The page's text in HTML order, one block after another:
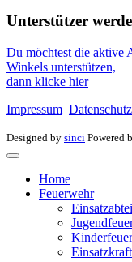
Unterstützer
Du möchtest die aktive
Winkels unterstützen,
dann klicke hier
Impressum Datenschutz
Designed by sinci Powered
Home
Feuerwehr